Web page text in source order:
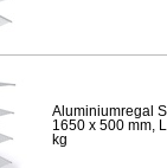
Aluminiumregal
1650 x 500 mm,
kg